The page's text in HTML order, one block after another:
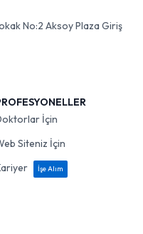
No:2 Aksoy Plaza Giriş
İçin
Siteniz İçin
İşe Alım